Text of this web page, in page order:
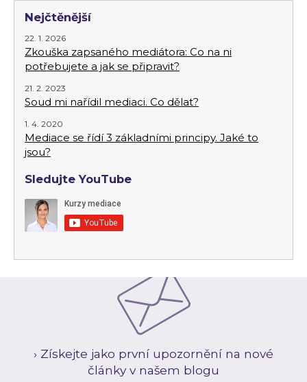
Nejčtěnější
22. 1. 2026
Zkouška zapsaného mediátora: Co na ni
potřebujete a jak se připravit?
21. 2. 2023
Soud mi nařídil mediaci. Co dělat?
1. 4. 2020
Mediace se řídí 3 základními principy. Jaké to
jsou?
Sledujte YouTube
› Získejte jako první upozornění na nové
články v našem blogu